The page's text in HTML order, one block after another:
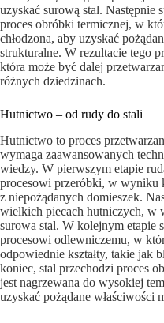
uzyskać surową stal. Następnie
proces obróbki termicznej, w
chłodzona, aby uzyskać
strukturalne. W rezultacie tego
która może być dalej
różnych dziedzinach.
Hutnictwo – od rudy do stali
Hutnictwo to proces
wymaga zaawansowanych
wiedzy. W pierwszym etapie
procesowi przeróbki, w wyniku
z niepożądanych domieszek.
wielkich piecach hutniczych, w
surowa stal. W kolejnym etapie
procesowi odlewniczemu, w
odpowiednie kształty, takie jak
koniec, stal przechodzi proces
jest nagrzewana do wysokiej
uzyskać pożądane właściwości